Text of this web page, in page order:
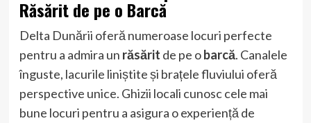
Răsăritde pe o Barcă
Delta Dunării oferă numeroase locuri perfecte
pentru a admira un răsărit de pe obarcă. Canalele
înguste, lacurile liniștite și brațele fluviului oferă
perspective unice. Ghizii locali cunosc cele mai
bune locuri pentru a asigura o experiență de